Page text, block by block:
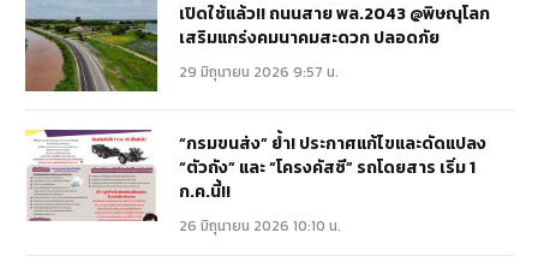
เปิดใช้แล้ว!! ถนนสาย พล.2043 @พิษณุโลก
เสริมแกร่งคมนาคมสะดวก ปลอดภัย
29 มิถุนายน 2026 9:57 น.
“กรมขนส่ง” ย้ำ! ประกาศแก้ไขและดัดแปลง
“ตัวถัง” และ “โครงคัสซี” รถโดยสาร เริ่ม 1
ก.ค.นี้!!
26 มิถุนายน 2026 10:10 น.